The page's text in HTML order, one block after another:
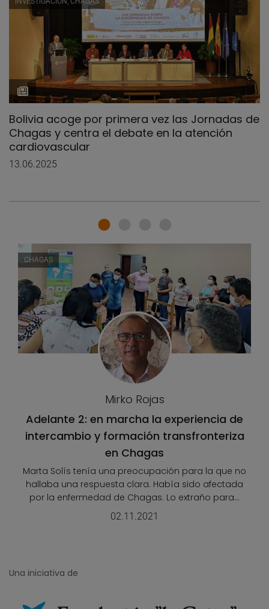
Bolivia acoge por primera vez las Jornadas de
Chagas y centra el debate en la atención
cardiovascular
13.06.2025
Mirko Rojas
Adelante 2: en marcha la experiencia de
intercambio y formación transfronteriza
en Chagas
Marta Solís tenía una preocupación para la que no
hallaba una respuesta clara. Había sido afectada
por la enfermedad de Chagas. Lo extraño para...
CHAGAS
02.11.2021
Una iniciativa de